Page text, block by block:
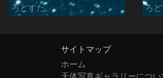
ろどすた ろ
サイトマップ
ホーム
天体写真ギャラリーについ